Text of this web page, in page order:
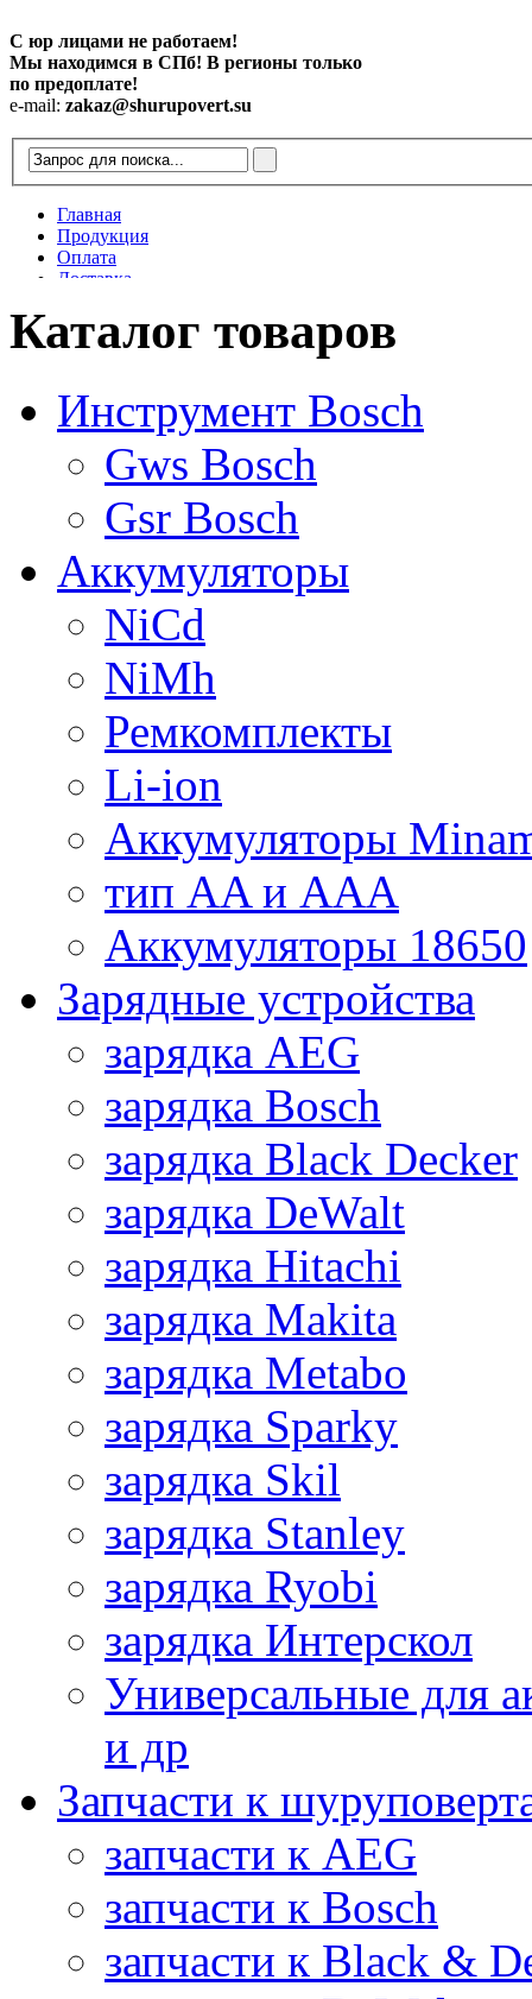
С юр лицами не работаем!
Мы находимся в СПб! В регионы только
по предоплате!
e-mail: zakaz@shurupovert.su
Главная
Продукция
Оплата
Доставка
Статьи
Каталог товаров
Инструмент Bosch
Gws Bosch
Gsr Bosch
Аккумуляторы
NiCd
NiMh
Ремкомплекты
Li-ion
Аккумуляторы
тип AA и AAA
Аккумуляторы 18650
Зарядные устройства
зарядка AEG
зарядка Bosch
зарядка Black Decker
зарядка DeWalt
зарядка Hitachi
зарядка Makita
зарядка Metabo
зарядка Sparky
зарядка Skil
зарядка Stanley
зарядка Ryobi
зарядка Интерскол
Универсальные для
и др
Запчасти к
запчасти к AEG
запчасти к Bosch
запчасти к Black &